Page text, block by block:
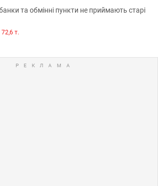
та обмінні пункти не приймають старі
72,6 т.